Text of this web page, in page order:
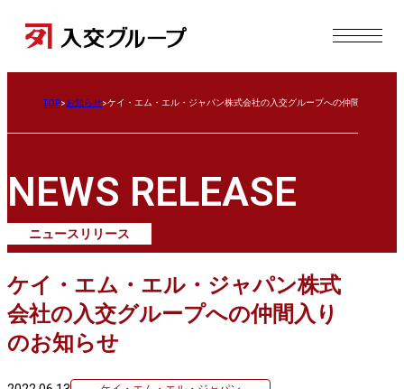
TOP お知らせ ケイ・エム・エル・ジャパン株式会社の入交グループへの仲間入りのお
NEWS RELEASE
ニュースリリース
ケイ・エム・エル・ジャパン株式
会社の入交グループへの仲間入り
のお知らせ